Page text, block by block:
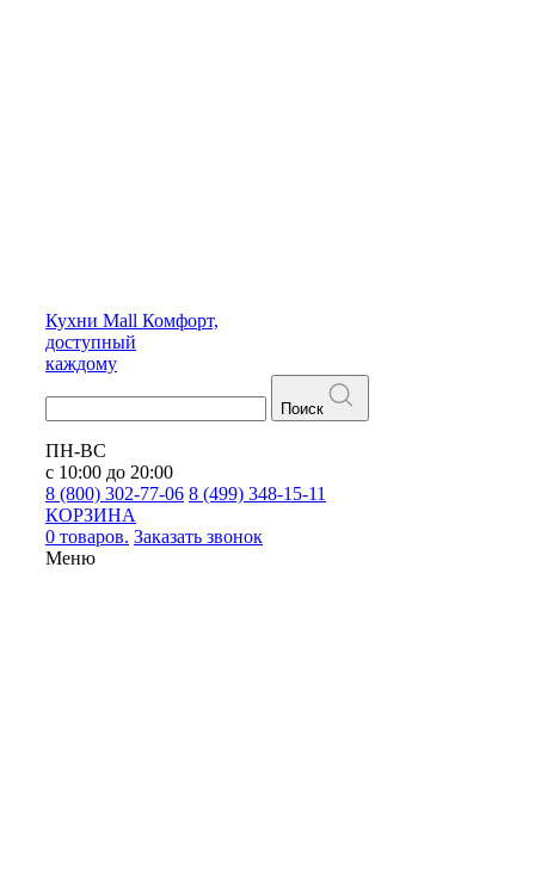
Кухни Mall Комфорт,
доступный
каждому
Поиск
ПН-ВС
с 10:00 до 20:00
8 (800) 302-77-06 8 (499) 348-15-11
КОРЗИНА
0 товаров. Заказать звонок
Меню